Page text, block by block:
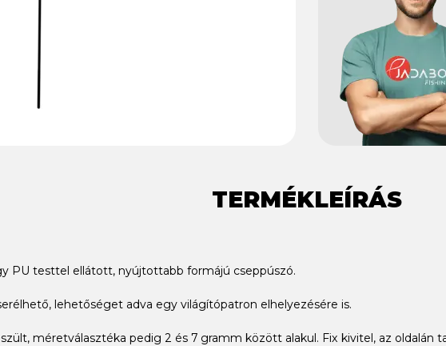
TERMÉKLEÍRÁS
PU testtel ellátott, nyújtottabb formájú cseppúszó.
lehetőséget adva egy világítópatron elhelyezésére is.
méretválasztéka pedig 2 és 7 gramm között alakul. Fix kivitel, az oldalán